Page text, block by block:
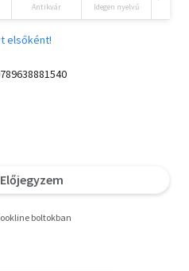
Antikvár Idegen nyelvű
elsőként!
Előjegyzem
boltokban